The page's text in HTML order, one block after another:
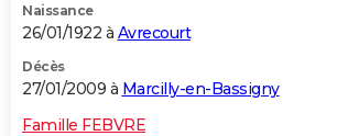
Naissance
26/01/1922 à Avrecourt
Décès
27/01/2009 à Marcilly-en-Bassigny
Famille FEBVRE